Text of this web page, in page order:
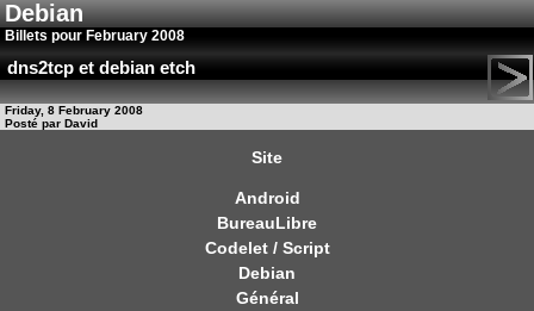
Debian
Billets pour February 2008
dns2tcp et debian etch
Friday, 8 February 2008
Posté par David
Site
Android
BureauLibre
Codelet / Script
Debian
Général